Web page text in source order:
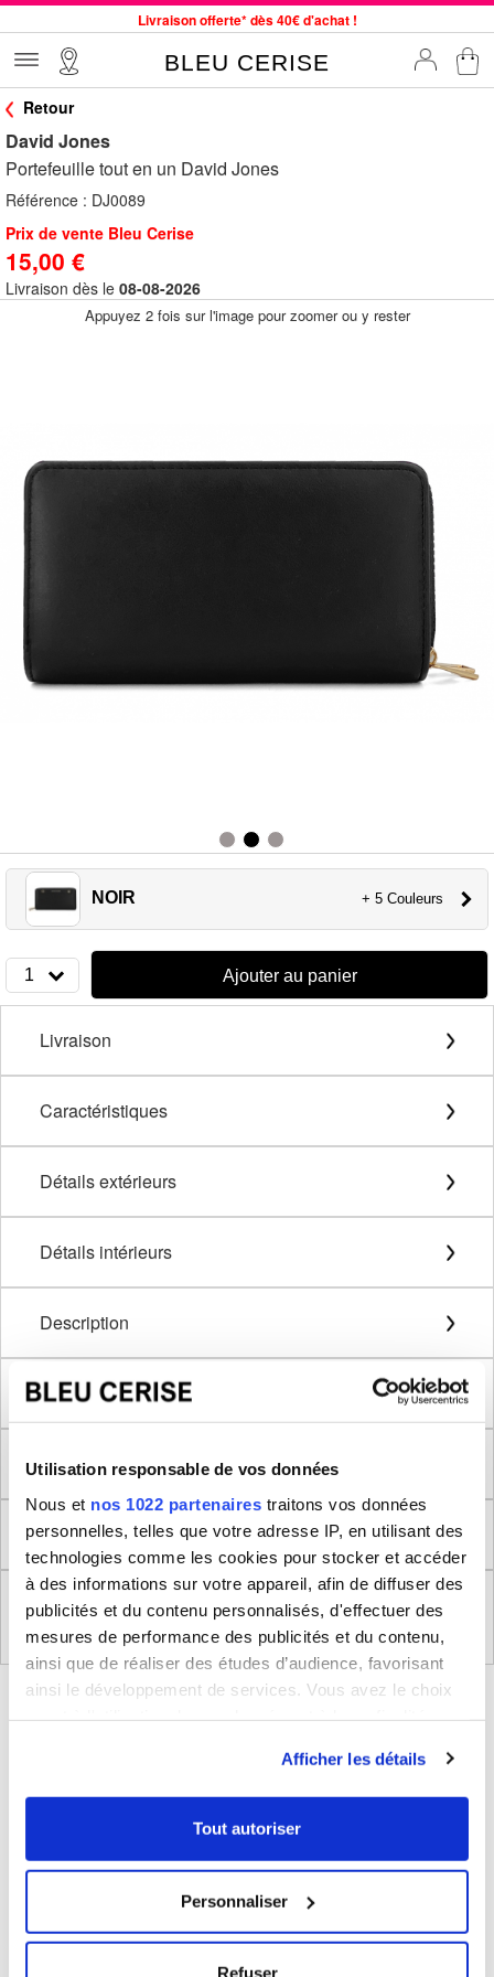
Utilisation responsable de vos données
Nous et nos 1022 partenaires traitons vos données
personnelles, telles que votre adresse IP, en utilisant des
technologies comme les cookies pour stocker et accéder
à des informations sur votre appareil, afin de diffuser des
publicités et du contenu personnalisés, d'effectuer des
mesures de performance des publicités et du contenu,
ainsi que de réaliser des études d’audience, favorisant
ainsi le développement de services. Vous avez le choix
tout moment en consultant la Déclaration relative aux
cookies ou en cliquant sur l'icône de confidentialité.
Collecter des informations sur votre localisation
géographique qui peuvent être précises à plusieurs
mètres près
Afficher les détails
Tout autoriser
Personnaliser
Refuser
Livraison offerte* dès 40€ d'achat !
Commande avant 12h expédiée le jour même, du lundi au vendredi
Jusqu'à -75% sur le site du 29/07 au 27/08
Samsonite, Delsey, American Tourister, Little Marcel à Prix Bas
BLEU CERISE
Retour
David Jones
Portefeuille tout en un David Jones
Référence : DJ0089
Prix de vente Bleu Cerise
15,00 €
Livraison dès le 08-08-2026
Appuyez 2 fois sur l'image pour zoomer ou y rester
NOIR + 5 Couleurs
1 Ajouter au panier
Livraison
Caractéristiques
Détails extérieurs
Détails intérieurs
Description
Méthode de mesure
Dimensions produit
Retour
Règlement (UE) 2023/988 relatifs à la Sécurité
Générale des Produits
BLEUCERISE VOUS CONSEILLE
Sac homme bandoulière Degré